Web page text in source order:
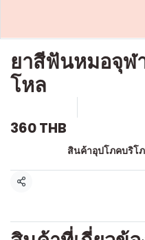
ยาสีฟันหมอจุฬ
โหล
360 THB
สินค้าอุปโภคบริโ
แชร์